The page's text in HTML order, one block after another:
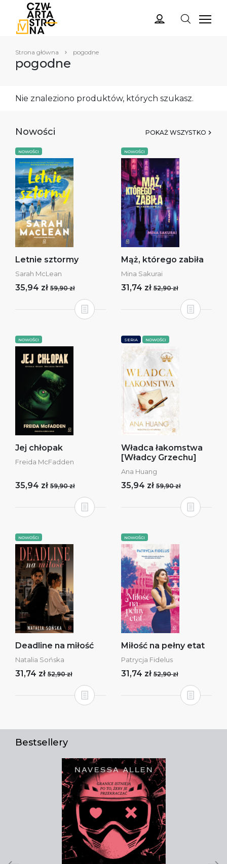
Strona główna pogodne
pogodne
Nie znaleziono produktów, których szukasz.
Nowości POKAŻ WSZYSTKO
NOWOŚCI
Letnie sztormy
Sarah McLean
35,94 zł 59,90 zł
NOWOŚCI
Mąż, którego zabiła
Mina Sakurai
31,74 zł 52,90 zł
NOWOŚCI
Jej chłopak
Freida McFadden
35,94 zł 59,90 zł
SERIA NOWOŚCI
Władca łakomstwa
[Władcy Grzechu]
Ana Huang
35,94 zł 59,90 zł
NOWOŚCI
Deadline na miłość
Natalia Sońska
31,74 zł 52,90 zł
NOWOŚCI
Miłość na pełny etat
Patrycja Fidelus
31,74 zł 52,90 zł
Bestsellery